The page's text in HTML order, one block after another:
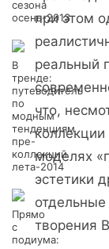
сезона
осень-2013
В
тренде:
путеводитель
по
модным
тенденциям
пре-
коллекций
лета-2014
Прямо
с
подиума:
при этом
реальный
что,
моделях
эстетики
творения